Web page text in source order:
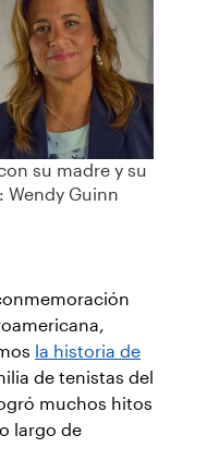
su madre y su
Wendy Guinn
la historia de
de tenistas del
muchos hitos
largo de